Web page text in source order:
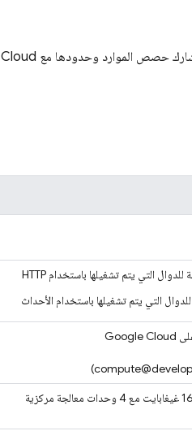
حصص الموارد وحدودها مع Cloud
ذاكرة وصول عشوائي تصل إلى 16 غيغابايت مع 4 وحدات معالجة مركزية